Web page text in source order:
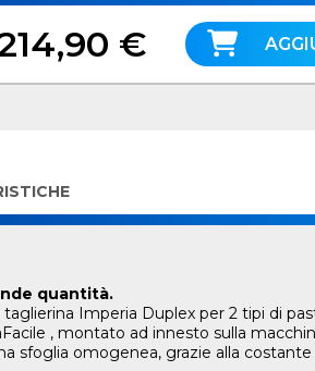
€
quantità.
Imperia Duplex per 2 tipi di
, montato ad innesto sulla
sfoglia omogenea, grazie alla costante